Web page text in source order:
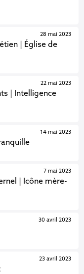
| Église de
28 mai 2023
| Intelligence
22 mai 2023
14 mai 2023
| Icône mère-
7 mai 2023
30 avril 2023
23 avril 2023